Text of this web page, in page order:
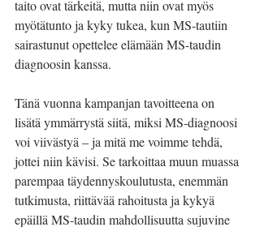
taito ovat tärkeitä, mutta niin ovat myös
myötätunto ja kyky tukea, kun MS-tautiin
sairastunut opettelee elämään MS-taudin
diagnoosin kanssa.
Tänä vuonna kampanjan tavoitteena on
lisätä ymmärrystä siitä, miksi MS-diagnoosi
voi viivästyä – ja mitä me voimme tehdä,
jottei niin kävisi. Se tarkoittaa muun muassa
parempaa täydennyskoulutusta, enemmän
tutkimusta, riittävää rahoitusta ja kykyä
epäillä MS-taudin mahdollisuutta sujuvine